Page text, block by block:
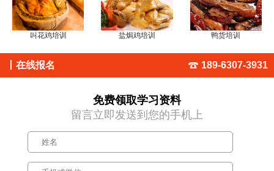
叫花鸡培训 盐焗鸡培训 鸭货培训
在线报名 189-6307-3931
免费领取学习资料
留言立即发送到您的手机上